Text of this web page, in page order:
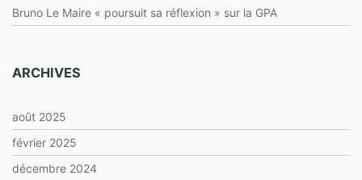
Bruno Le Maire « poursuit sa réflexion » sur la GPA
ARCHIVES
août 2025
février 2025
décembre 2024